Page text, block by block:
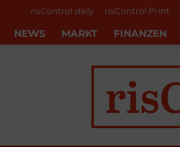
risControl daily risControl Print
NEWS MARKT FINANZEN